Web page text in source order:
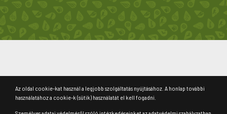
Az oldal cookie-kat használ a legjobb szolgáltatás nyújtásához. A honlap további
használatához a cookie-k (sütik) használatát el kell fogadni.